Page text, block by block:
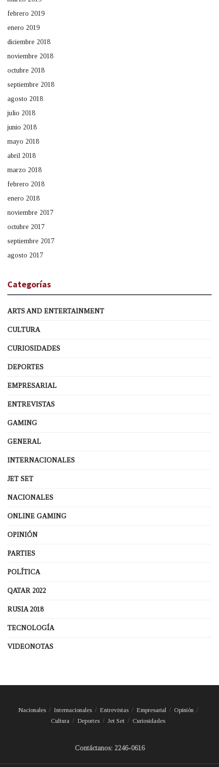
febrero 2019
enero 2019
diciembre 2018
noviembre 2018
octubre 2018
septiembre 2018
agosto 2018
julio 2018
junio 2018
mayo 2018
abril 2018
marzo 2018
febrero 2018
enero 2018
noviembre 2017
octubre 2017
septiembre 2017
agosto 2017
Categorías
ARTS AND ENTERTAINMENT
CULTURA
CURIOSIDADES
DEPORTES
EMPRESARIAL
ENTREVISTAS
GAMING
GENERAL
INTERNACIONALES
JET SET
NACIONALES
ONLINE GAMING
OPINIÓN
PARTIES
POLÍTICA
QATAR 2022
RUSIA 2018
TECNOLOGÍA
VIDEONOTAS
Nacionales Internacionales Entrevistas Empresarial
Opinión
Cultura
Deportes Jet Set Curiosidades
Contáctanos: 2246-0616